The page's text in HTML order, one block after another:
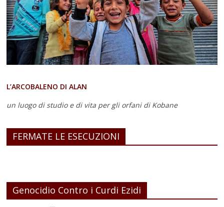
L’ARCOBALENO DI ALAN
un luogo di studio e di vita per gli orfani di Kobane
FERMATE LE ESECUZIONI
Genocidio Contro i Curdi Ezidi